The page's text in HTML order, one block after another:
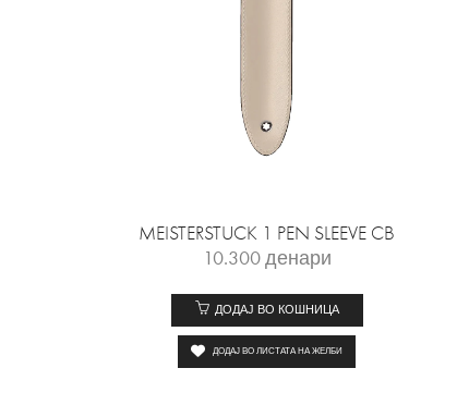
MEISTERSTUCK 1 PEN SLEEVE CB
10.300денари
ДОДАЈ ВО КОШНИЦА
ДОДАЈ ВО ЛИСТАТА НА ЖЕЛБИ